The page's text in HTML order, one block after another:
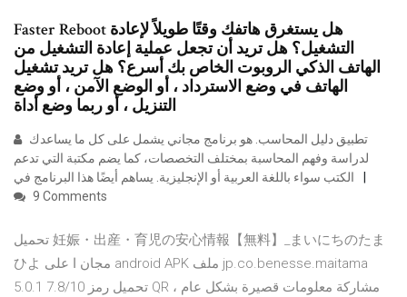
Faster Reboot هل يستغرق هاتفك وقتًا طويلاً لإعادة
التشغيل؟ هل تريد أن تجعل عملية إعادة التشغيل من
الهاتف الذكي الروبوت الخاص بك أسرع؟ هل تريد تشغيل
الهاتف في وضع الاسترداد ، أو الوضع الآمن ، أو وضع
التنزيل ، أو ربما وضع أداة
لدراسة وفهم المحاسبة بمختلف التخصصات، كما يضم مكتبة التي تدعم
الكتب سواء باللغة العربية أو الإنجليزية. يساهم أيضًا هذا البرنامج في
9 Comments
تحميل 妊娠・出産・育児の安心情報【無料】_まいにちのたま
ひよ مجان ا على android APK ملف jp.co.benesse.maitama
5.0.1 7.8/10 تحميل رمز QR مشاركة معلومات قصيرة بشكل عام ،